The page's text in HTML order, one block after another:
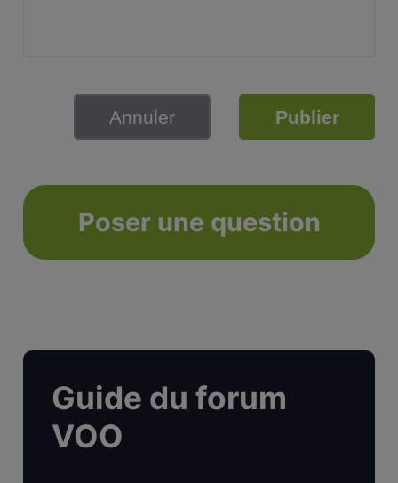
Annuler Publier
Poser une question
Guide du forum
VOO